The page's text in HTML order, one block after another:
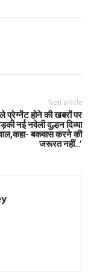
Next article
प्रेग्नेंट होने की खबरों पर
नई नवेली दुल्हन दिव्या
बकवास करने की
जरूरत नहीं…’